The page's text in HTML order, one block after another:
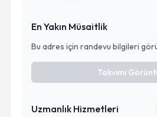
En Yakın Müsaitlik
Bu adres için randevu bilgileri
Takvimi
Uzmanlık Hizmetleri